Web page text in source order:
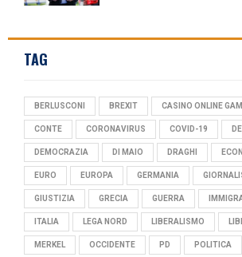
TAG
BERLUSCONI BREXIT CASINO ONLINE
CONTE CORONAVIRUS COVID-19
DEMOCRAZIA DI MAIO DRAGHI
EURO EUROPA GERMANIA
GIUSTIZIA GRECIA GUERRA
ITALIA LEGA NORD LIBERALISMO
MERKEL OCCIDENTE PD POLITICA